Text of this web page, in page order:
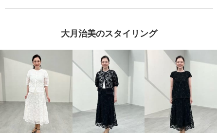
大月治美のスタイリング